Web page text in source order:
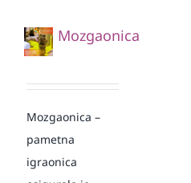
Mozgaonica
Mozgaonica –
pametna
igraonica